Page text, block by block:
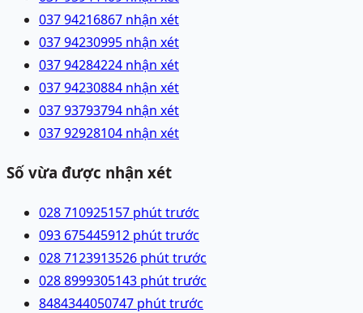
037 94216867 nhận xét
037 94230995 nhận xét
037 94284224 nhận xét
037 94230884 nhận xét
037 93793794 nhận xét
037 92928104 nhận xét
Số vừa được nhận xét
028 710925157 phút trước
093 675445912 phút trước
028 7123913526 phút trước
028 8999305143 phút trước
8484344050747 phút trước